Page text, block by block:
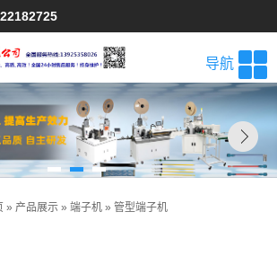
导航
» 产品展示 » 端子机 » 管型端子机